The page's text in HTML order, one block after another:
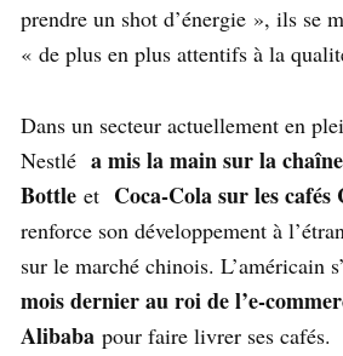
prendre un shot d’énergie », ils se
« de plus en plus attentifs à la
Dans un secteur actuellement en
Nestlé a mis la main sur la
Bottle et Coca-Cola sur les cafés
renforce son développement à
sur le marché chinois. L’américain
mois dernier au roi de l’e-
Alibaba pour faire livrer ses cafés.